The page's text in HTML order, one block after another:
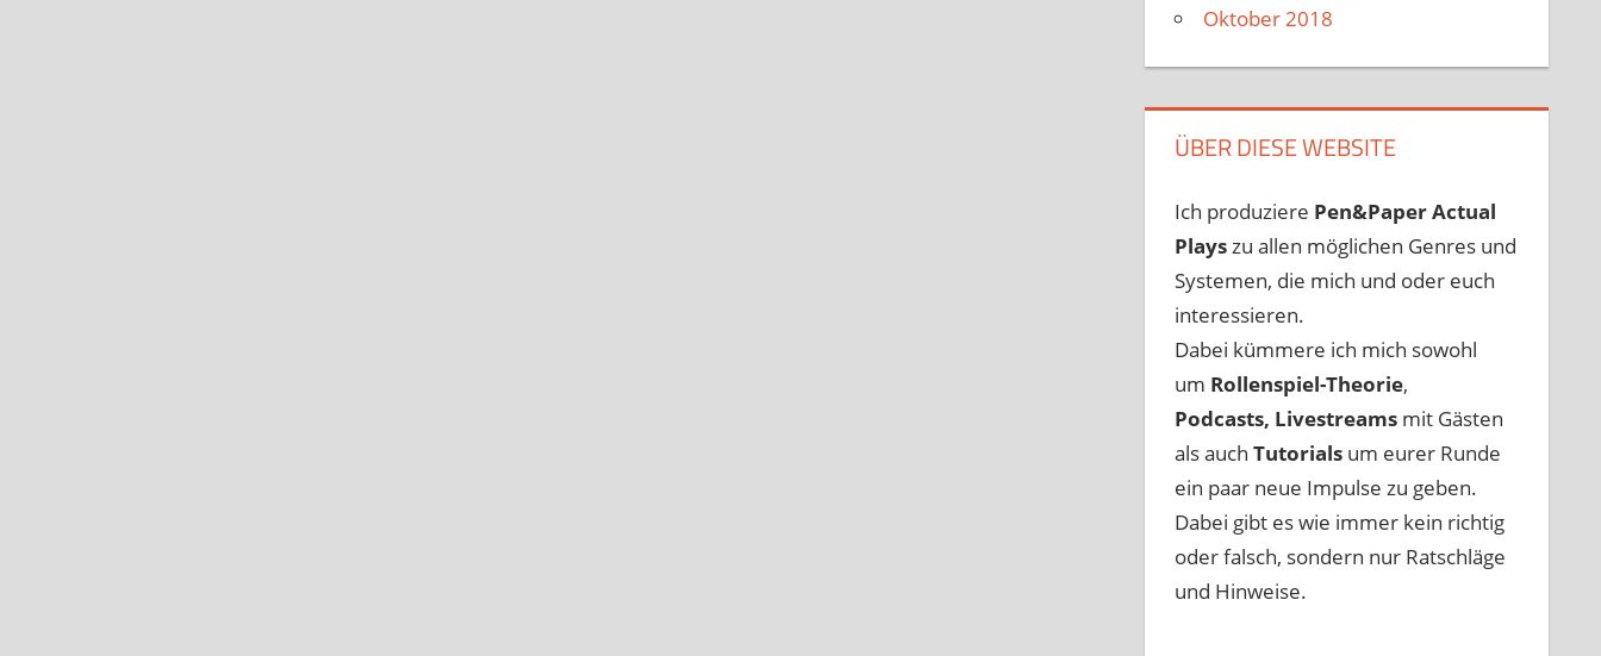
Oktober 2018
ÜBER DIESE WEBSITE
Ich produziere Pen&PaperActual
Playszu allen möglichen Genres und
Systemen, die mich und oder euch
interessieren.
Dabei kümmere ich mich sowohl
um Rollenspiel-Theorie,
Podcasts, Livestreams mit Gästen
als auchTutorials um eurer Runde
ein paar neue Impulse zu geben.
Dabei gibt es wie immer kein richtig
oder falsch, sondern nur Ratschläge
und Hinweise.